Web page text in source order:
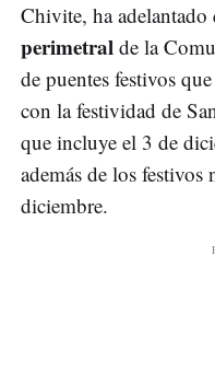
Chivite, ha adelantado
perimetral de la
de puentes festivos
con la festividad de
que incluye el 3 de
además de los
diciembre.